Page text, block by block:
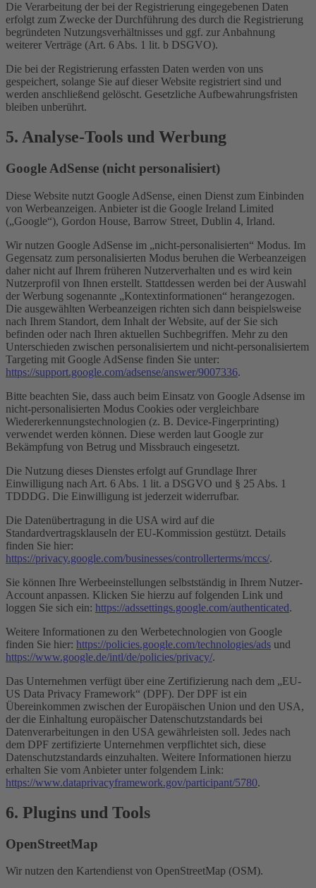
Die Verarbeitung der bei der Registrierung eingegebenen Daten
erfolgt zum Zwecke der Durchführung des durch die Registrierung
begründeten Nutzungsverhältnisses und ggf. zur Anbahnung
weiterer Verträge (Art. 6 Abs. 1 lit. b DSGVO).
Die bei der Registrierung erfassten Daten werden von uns
gespeichert, solange Sie auf dieser Website registriert sind und
werden anschließend gelöscht. Gesetzliche Aufbewahrungsfristen
bleiben unberührt.
5. Analyse-Tools und Werbung
Google AdSense (nicht personalisiert)
Diese Website nutzt Google AdSense, einen Dienst zum Einbinden
von Werbeanzeigen. Anbieter ist die Google Ireland Limited
(„Google“), Gordon House, Barrow Street, Dublin 4, Irland.
Wir nutzen Google AdSense im „nicht-personalisierten“ Modus. Im
Gegensatz zum personalisierten Modus beruhen die Werbeanzeigen
daher nicht auf Ihrem früheren Nutzerverhalten und es wird kein
Nutzerprofil von Ihnen erstellt. Stattdessen werden bei der Auswahl
der Werbung sogenannte „Kontextinformationen“ herangezogen.
Die ausgewählten Werbeanzeigen richten sich dann beispielsweise
nach Ihrem Standort, dem Inhalt der Website, auf der Sie sich
befinden oder nach Ihren aktuellen Suchbegriffen. Mehr zu den
Unterschieden zwischen personalisiertem und nicht-personalisiertem
Targeting mit Google AdSense finden Sie unter:
https://support.google.com/adsense/answer/9007336.
Bitte beachten Sie, dass auch beim Einsatz von Google Adsense im
nicht-personalisierten Modus Cookies oder vergleichbare
Wiedererkennungstechnologien (z. B. Device-Fingerprinting)
verwendet werden können. Diese werden laut Google zur
Bekämpfung von Betrug und Missbrauch eingesetzt.
Die Nutzung dieses Dienstes erfolgt auf Grundlage Ihrer
Einwilligung nach Art. 6 Abs. 1 lit. a DSGVO und § 25 Abs. 1
TDDDG. Die Einwilligung ist jederzeit widerrufbar.
Die Datenübertragung in die USA wird auf die
Standardvertragsklauseln der EU-Kommission gestützt. Details
finden Sie hier:
https://privacy.google.com/businesses/controllerterms/mccs/.
Sie können Ihre Werbeeinstellungen selbstständig in Ihrem Nutzer-
Account anpassen. Klicken Sie hierzu auf folgenden Link und
loggen Sie sich ein: https://adssettings.google.com/authenticated.
Weitere Informationen zu den Werbetechnologien von Google
finden Sie hier: https://policies.google.com/technologies/ads und
https://www.google.de/intl/de/policies/privacy/.
Das Unternehmen verfügt über eine Zertifizierung nach dem „EU-
US Data Privacy Framework“ (DPF). Der DPF ist ein
Übereinkommen zwischen der Europäischen Union und den USA,
der die Einhaltung europäischer Datenschutzstandards bei
Datenverarbeitungen in den USA gewährleisten soll. Jedes nach
dem DPF zertifizierte Unternehmen verpflichtet sich, diese
Datenschutzstandards einzuhalten. Weitere Informationen hierzu
erhalten Sie vom Anbieter unter folgendem Link:
https://www.dataprivacyframework.gov/participant/5780.
6. Plugins und Tools
OpenStreetMap
Wir nutzen den Kartendienst von OpenStreetMap (OSM).